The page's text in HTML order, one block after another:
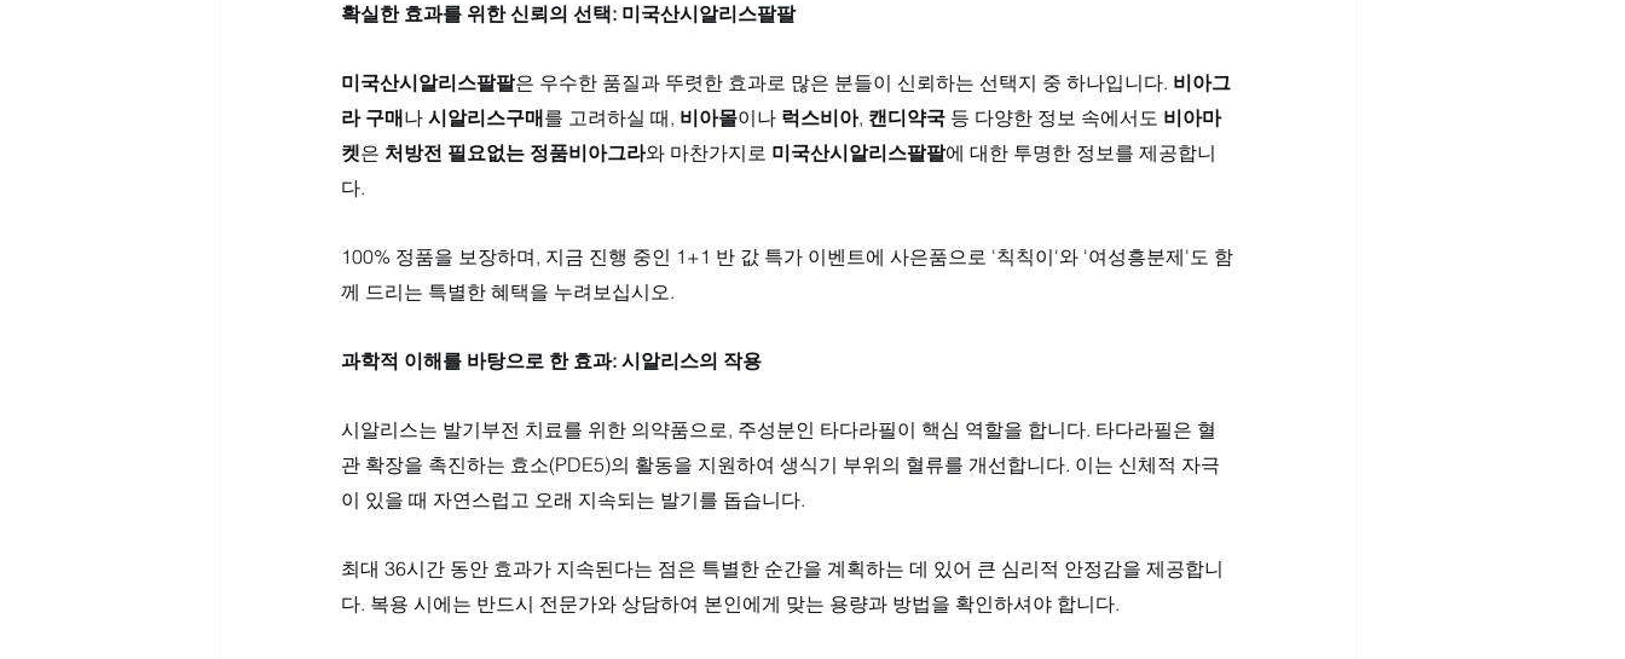
확실한 효과를 위한 신뢰의 선택: 미국산시알리스팔팔
미국산시알리스팔팔은 우수한 품질과 뚜렷한 효과로 많은 분들이 신뢰하는 선택지 중 하나입니다. 비아그
라 구매나 시알리스구매를 고려하실 때, 비아몰이나 럭스비아, 캔디약국 등 다양한 정보 속에서도 비아마
켓은 처방전 필요없는 정품비아그라와 마찬가지로 미국산시알리스팔팔에 대한 투명한 정보를 제공합니
다.
100% 정품을 보장하며, 지금 진행 중인 1+1 반 값 특가 이벤트에 사은품으로 '칙칙이'와 '여성흥분제'도 함
께 드리는 특별한 혜택을 누려보십시오.
과학적 이해를 바탕으로 한 효과: 시알리스의 작용
시알리스는 발기부전 치료를 위한 의약품으로, 주성분인 타다라필이 핵심 역할을 합니다. 타다라필은 혈
관 확장을 촉진하는 효소(PDE5)의 활동을 지원하여 생식기 부위의 혈류를 개선합니다. 이는 신체적 자극
이 있을 때 자연스럽고 오래 지속되는 발기를 돕습니다.
최대 36시간 동안 효과가 지속된다는 점은 특별한 순간을 계획하는 데 있어 큰 심리적 안정감을 제공합니
다. 복용 시에는 반드시 전문가와 상담하여 본인에게 맞는 용량과 방법을 확인하셔야 합니다.